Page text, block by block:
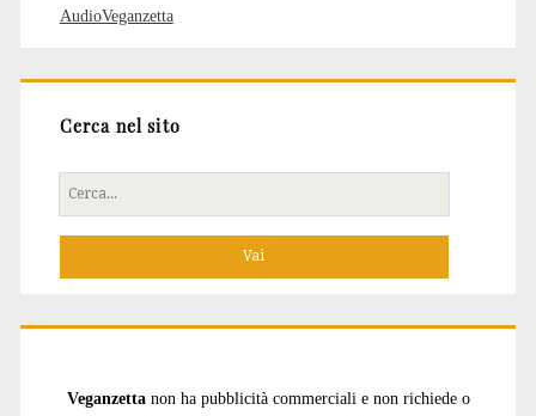
AudioVeganzetta
Cerca nel sito
Cerca
per:
Veganzetta non ha pubblicità commerciali e non richiede o